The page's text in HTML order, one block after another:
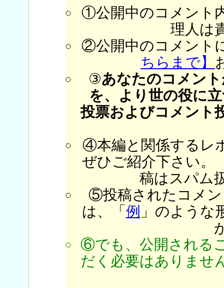
①公開中のコメント
理人は
②公開中のコメント
ちらまで】
③あなたのコメン
を、より世の役に
投票およびコメント
④本編と関係するレ
ぜひご紹介下さい。
稿はスパム
⑤投稿されたコメン
は、「 例 」のような
⑥でも、公開される
だく必要はありませ